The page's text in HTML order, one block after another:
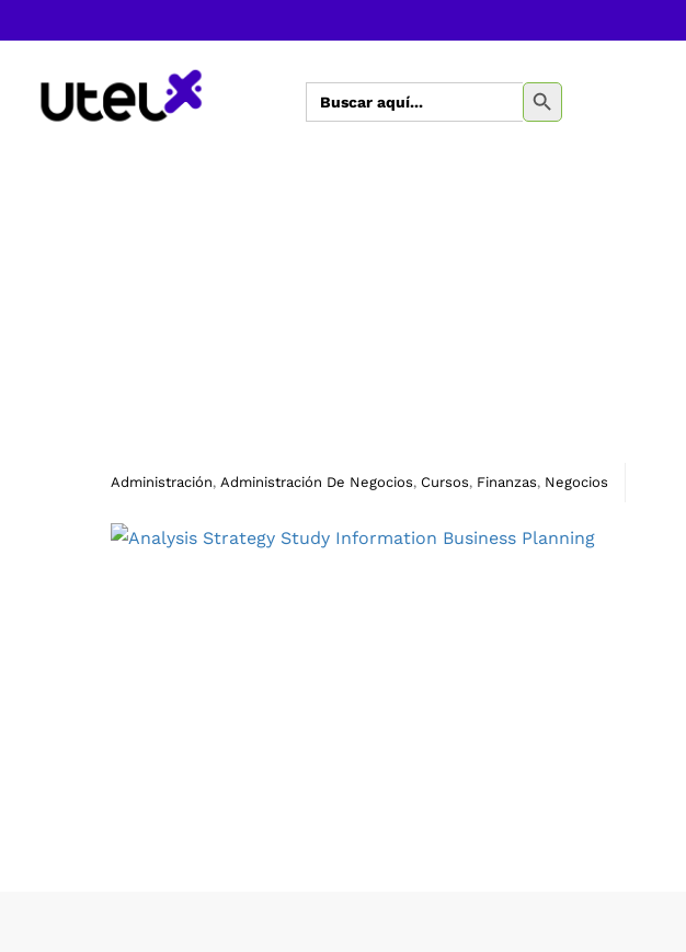
Buscar: BOTÓN DE BÚSQUEDA
Administración, Administración De Negocios, Cursos, Finanzas, Negocios